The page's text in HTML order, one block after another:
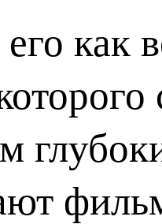
как